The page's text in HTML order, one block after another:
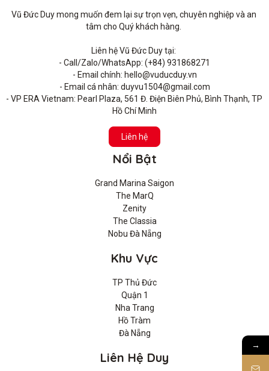
Vũ Đức Duy mong muốn đem lại sự trọn vẹn, chuyên nghiệp và an
tâm cho Quý khách hàng.
Liên hệ Vũ Đức Duy tại:
- Call/Zalo/WhatsApp: (+84) 931868271
- Email chính: hello@vuducduy.vn
- Email cá nhân: duyvu1504@gmail.com
- VP ERA Vietnam: Pearl Plaza, 561 Đ. Điện Biên Phủ, Bình Thạnh, TP
Hồ Chí Minh
Liên hệ
Nổi Bật
Grand Marina Saigon
The MarQ
Zenity
The Classia
Nobu Đà Nẵng
Khu Vực
TP Thủ Đức
Quận 1
Nha Trang
Hồ Tràm
Đà Nẵng
Liên Hệ Duy
→